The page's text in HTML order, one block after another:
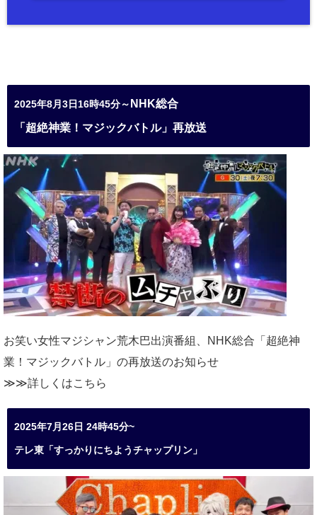
2025年8月3日16時45分～ NHK総合
「超絶神業！マジックバトル」再放送
お笑い女性マジシャン荒木巴出演番組、
NHK総合「超絶神
業！マジックバトル」の再放送のお知らせ
≫≫詳しくはこちら
2025年7月26日 24時45分~
テレ東「すっかりにちようチャップリン」